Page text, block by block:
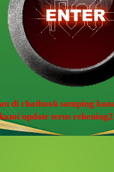
di chatbook samping
update terus